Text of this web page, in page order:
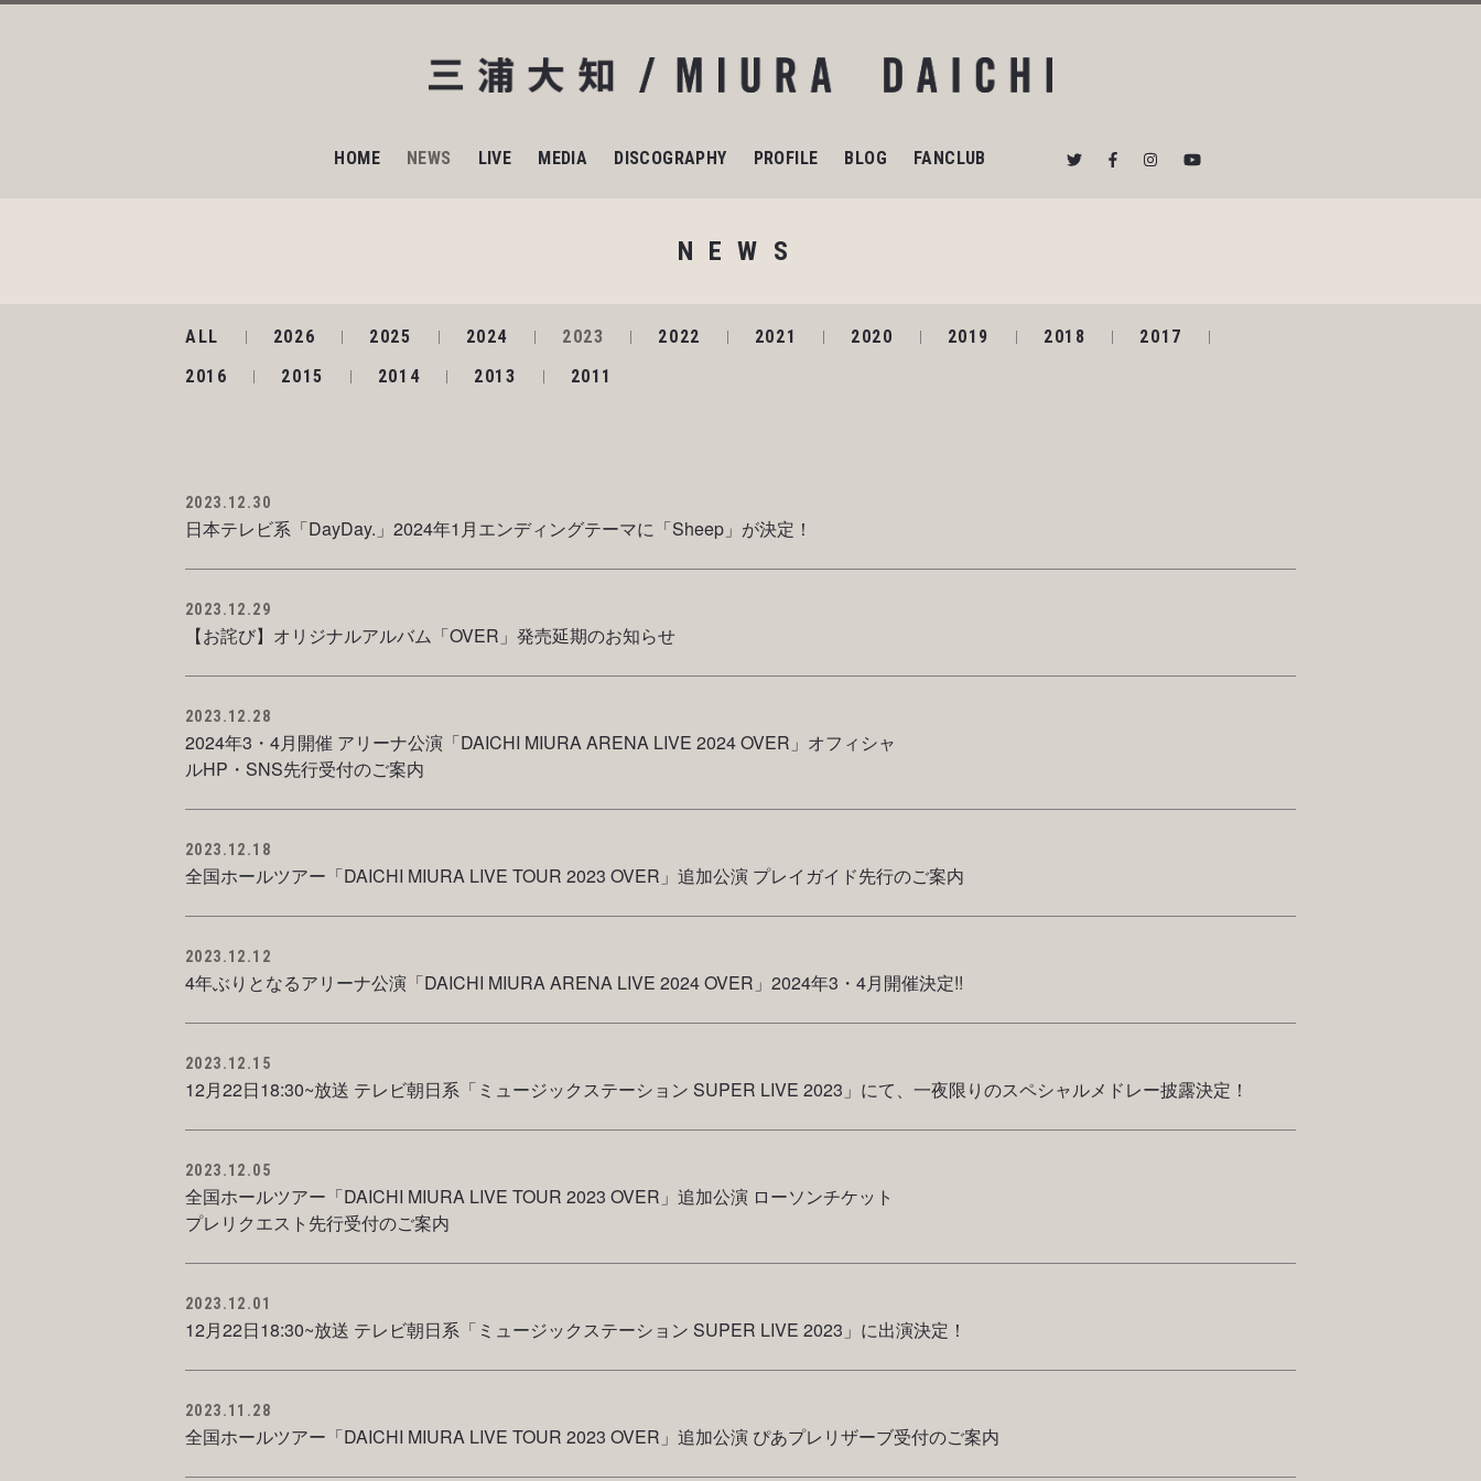
HOME NEWS LIVE MEDIA DISCOGRAPHY PROFILE BLOG FANCLUB
NEWS
ALL 2026 2025 2024 2023 2022 2021 2020 2019 2018
2017
2016
2015 2014 2013 2011
2023.12.30
日本テレビ系「DayDay.」2024年1月エンディングテーマに「Sheep」が決定！
2023.12.29
【お詫び】オリジナルアルバム「OVER」発売延期のお知らせ
2023.12.28
2024年3・4月開催 アリーナ公演「DAICHI MIURA ARENA LIVE 2024 OVER」オフィシャ
ルHP・SNS先行受付のご案内
2023.12.18
全国ホールツアー「DAICHI MIURA LIVE TOUR 2023 OVER」追加公演 プレイガイド先行のご案内
2023.12.12
4年ぶりとなるアリーナ公演「DAICHI MIURA ARENA LIVE 2024 OVER」2024年3・4月開催決定!!
2023.12.15
12月22日18:30~放送 テレビ朝日系「ミュージックステーション SUPER LIVE 2023」にて、一夜限りのスペシャルメドレー披露決定！
2023.12.05
全国ホールツアー「DAICHI MIURA LIVE TOUR 2023 OVER」追加公演 ローソンチケット
プレリクエスト先行受付のご案内
2023.12.01
12月22日18:30~放送 テレビ朝日系「ミュージックステーション SUPER LIVE 2023」に出演決定！
2023.11.28
全国ホールツアー「DAICHI MIURA LIVE TOUR 2023 OVER」追加公演 ぴあプレリザーブ受付のご案内